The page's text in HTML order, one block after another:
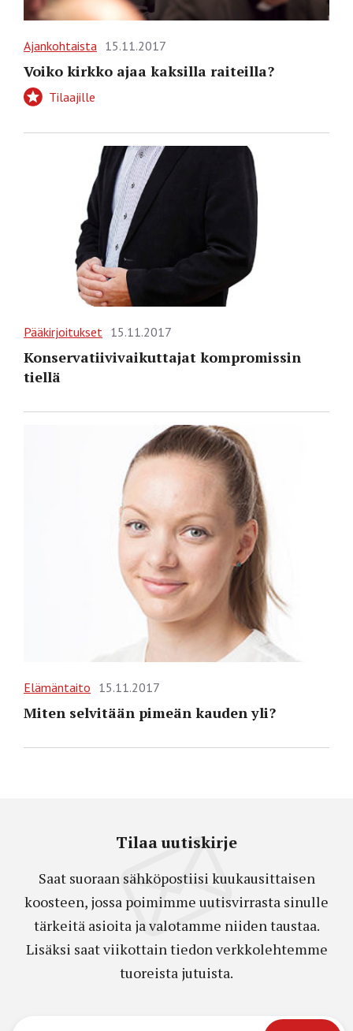
Ajankohtaista 15.11.2017
Voiko kirkko ajaa kaksilla raiteilla?
Tilaajille
Pääkirjoitukset 15.11.2017
Konservatiivivaikuttajat kompromissin
tiellä
Elämäntaito 15.11.2017
Miten selvitään pimeän kauden yli?
Tilaa uutiskirje
Saat suoraan sähköpostiisi kuukausittaisen
koosteen, jossa poimimme uutisvirrasta sinulle
tärkeitä asioita ja valotamme niiden taustaa.
Lisäksi saat viikottain tiedon verkkolehtemme
tuoreista jutuista.